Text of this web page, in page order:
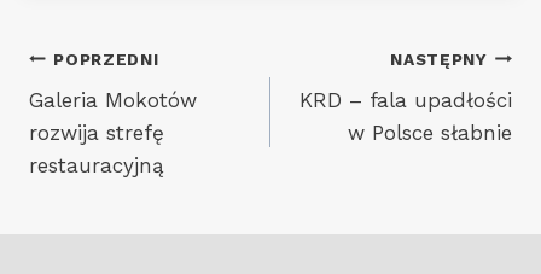
Nawigacja
wpisu
POPRZEDNI
Galeria Mokotów
rozwija strefę
restauracyjną
NASTĘPNY
KRD – fala upadłości
w Polsce słabnie